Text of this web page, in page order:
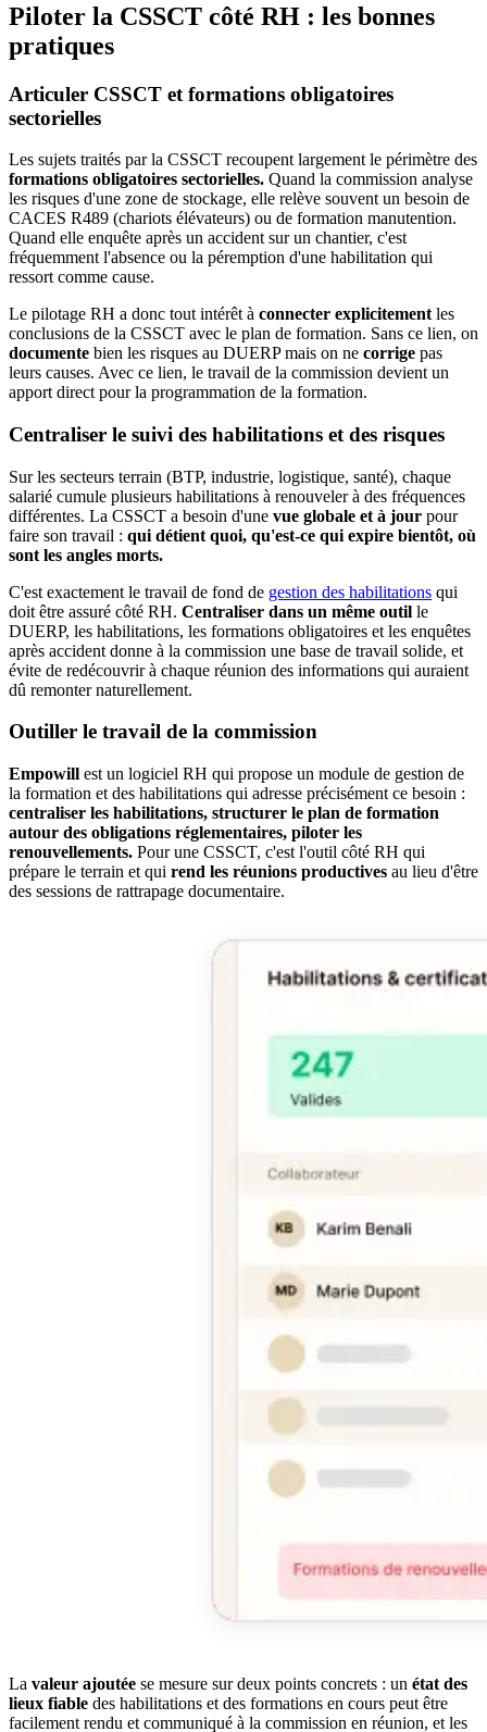
Piloter la CSSCT côté RH : les bonnes
pratiques
Articuler CSSCT et formations obligatoires
sectorielles
Les sujets traités par la CSSCT recoupent largement le périmètre des
formations obligatoires sectorielles. Quand la commission analyse
les risques d'une zone de stockage, elle relève souvent un besoin de
CACES R489 (chariots élévateurs) ou de formation manutention.
Quand elle enquête après un accident sur un chantier, c'est
fréquemment l'absence ou la péremption d'une habilitation qui
ressort comme cause.
Le pilotage RH a donc tout intérêt à connecter explicitement les
conclusions de la CSSCT avec le plan de formation. Sans ce lien, on
documente bien les risques au DUERP mais on ne corrige pas
leurs causes. Avec ce lien, le travail de la commission devient un
apport direct pour la programmation de la formation.
Centraliser le suivi des habilitations et des risques
Sur les secteurs terrain (BTP, industrie, logistique, santé), chaque
salarié cumule plusieurs habilitations à renouveler à des fréquences
différentes. La CSSCT a besoin d'une vue globale et à jour pour
faire son travail : qui détient quoi, qu'est-ce qui expire bientôt, où
sont les angles morts.
C'est exactement le travail de fond de gestion des habilitations qui
doit être assuré côté RH. Centraliser dans un même outil le
DUERP, les habilitations, les formations obligatoires et les enquêtes
après accident donne à la commission une base de travail solide, et
évite de redécouvrir à chaque réunion des informations qui auraient
dû remonter naturellement.
Outiller le travail de la commission
Empowill est un logiciel RH qui propose un module de gestion de
la formation et des habilitations qui adresse précisément ce besoin :
centraliser les habilitations, structurer le plan de formation
autour des obligations réglementaires, piloter les
renouvellements. Pour une CSSCT, c'est l'outil côté RH qui
prépare le terrain et qui rend les réunions productives au lieu d'être
des sessions de rattrapage documentaire.
La valeur ajoutée se mesure sur deux points concrets : un état des
lieux fiable des habilitations et des formations en cours peut être
facilement rendu et communiqué à la commission en réunion, et les